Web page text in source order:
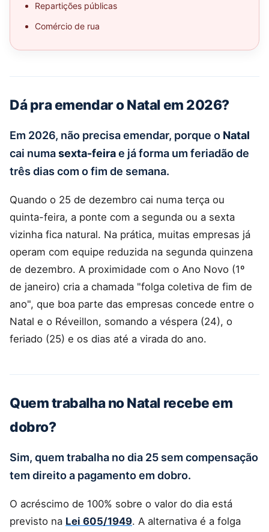
Repartições públicas
Comércio de rua
Dá pra emendar o Natal em 2026?
Em 2026, não precisa emendar, porque o Natal
cai numasexta-feirae já forma um feriadão de
três dias com o fim de semana.
Quando o 25 de dezembro cai numa terça ou
quinta-feira, a ponte com a segunda ou a sexta
vizinha fica natural. Na prática, muitas empresas já
operam com equipe reduzida na segunda quinzena
de dezembro. A proximidade com o Ano Novo (1º
de janeiro) cria a chamada "folga coletiva de fim de
ano", que boa parte das empresas concede entre o
Natal e o Réveillon, somando a véspera (24), o
feriado (25) e os dias até a virada do ano.
Quem trabalha no Natal recebe em
dobro?
Sim, quem trabalha no dia 25 sem compensação
tem direito a pagamento em dobro.
O acréscimo de 100% sobre o valor do dia está
previsto na Lei 605/1949. A alternativa é a folga